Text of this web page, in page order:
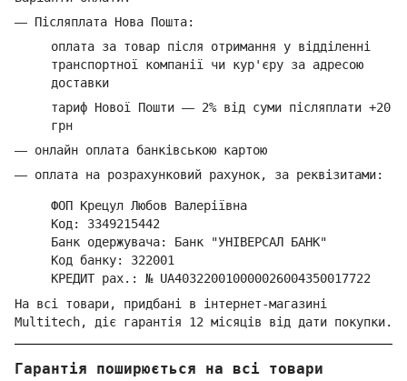
— Післяплата Нова Пошта:
оплата за товар після отримання у відділенні
транспортної компанії чи кур'єру за адресою
доставки
тариф Нової Пошти — 2% від суми післяплати +20
грн
— онлайн оплата банківською картою
— оплата на розрахунковий рахунок, за реквізитами:
ФОП Крецул Любов Валеріївна
Код: 3349215442
Банк одержувача: Банк "УНІВЕРСАЛ БАНК"
Код банку: 322001
КРЕДИТ рах.: № UA403220010000026004350017722
На всі товари, придбані в інтернет-магазині
Multitech, діє гарантія 12 місяців від дати покупки.
Гарантія поширюється на всі товари